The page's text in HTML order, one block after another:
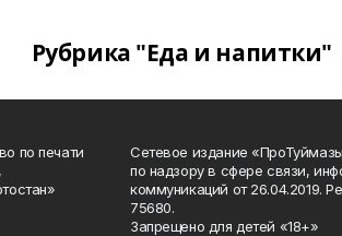
Рубрика "Еда и напитки"
по печати
Сетевое издание
по надзору в сфере связи,
коммуникаций от
75680.
Запрещено для детей «18+»